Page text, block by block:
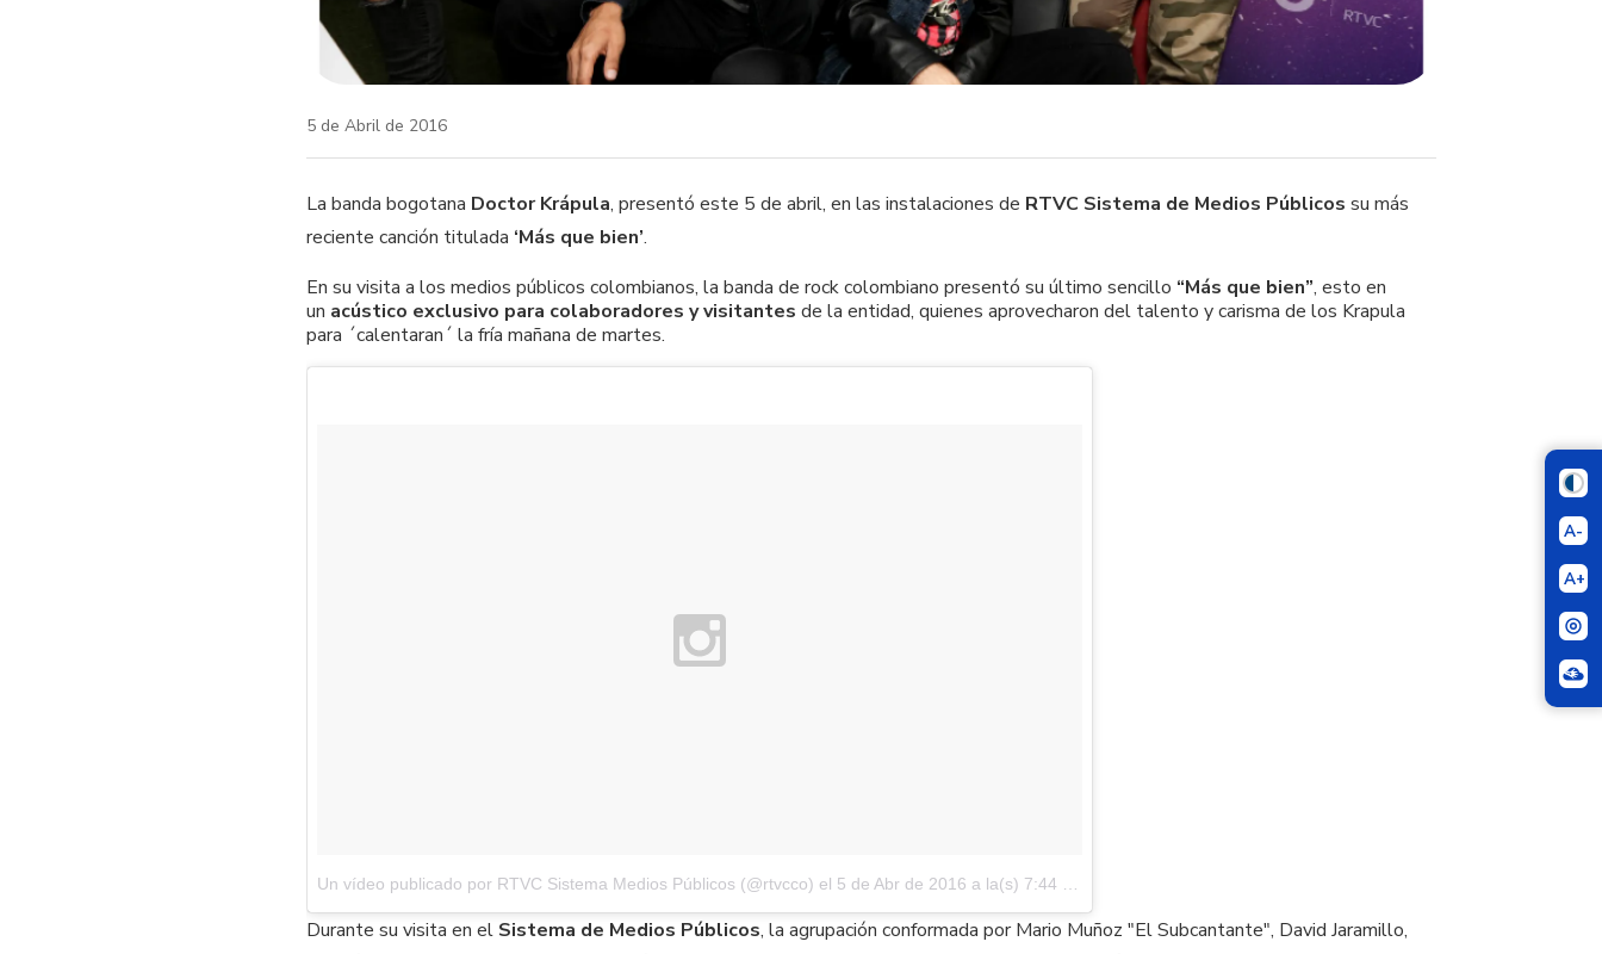
A-
A+
5 de Abril de 2016
La banda bogotana Doctor Krápula, presentó este 5 de abril, en las instalaciones de RTVC Sistema de Medios Públicossu más
reciente canción titulada ‘Más que bien’.
En su visita a los medios públicos colombianos, la banda de rock colombiano presentó su último sencillo “Más que bien”, esto en
un acústico exclusivo para colaboradores y visitantes de la entidad, quienes aprovecharon del talento y carisma de los Krapula
para ´calentaran´ la fría mañana de martes.
Un vídeo publicado por RTVC Sistema Medios Públicos (@rtvcco) el 5 de Abr de 2016 a la(s) 7:44 PDT
Durante su visita en el Sistema de Medios Públicos, la agrupación conformada por Mario Muñoz "El Subcantante", David Jaramillo,